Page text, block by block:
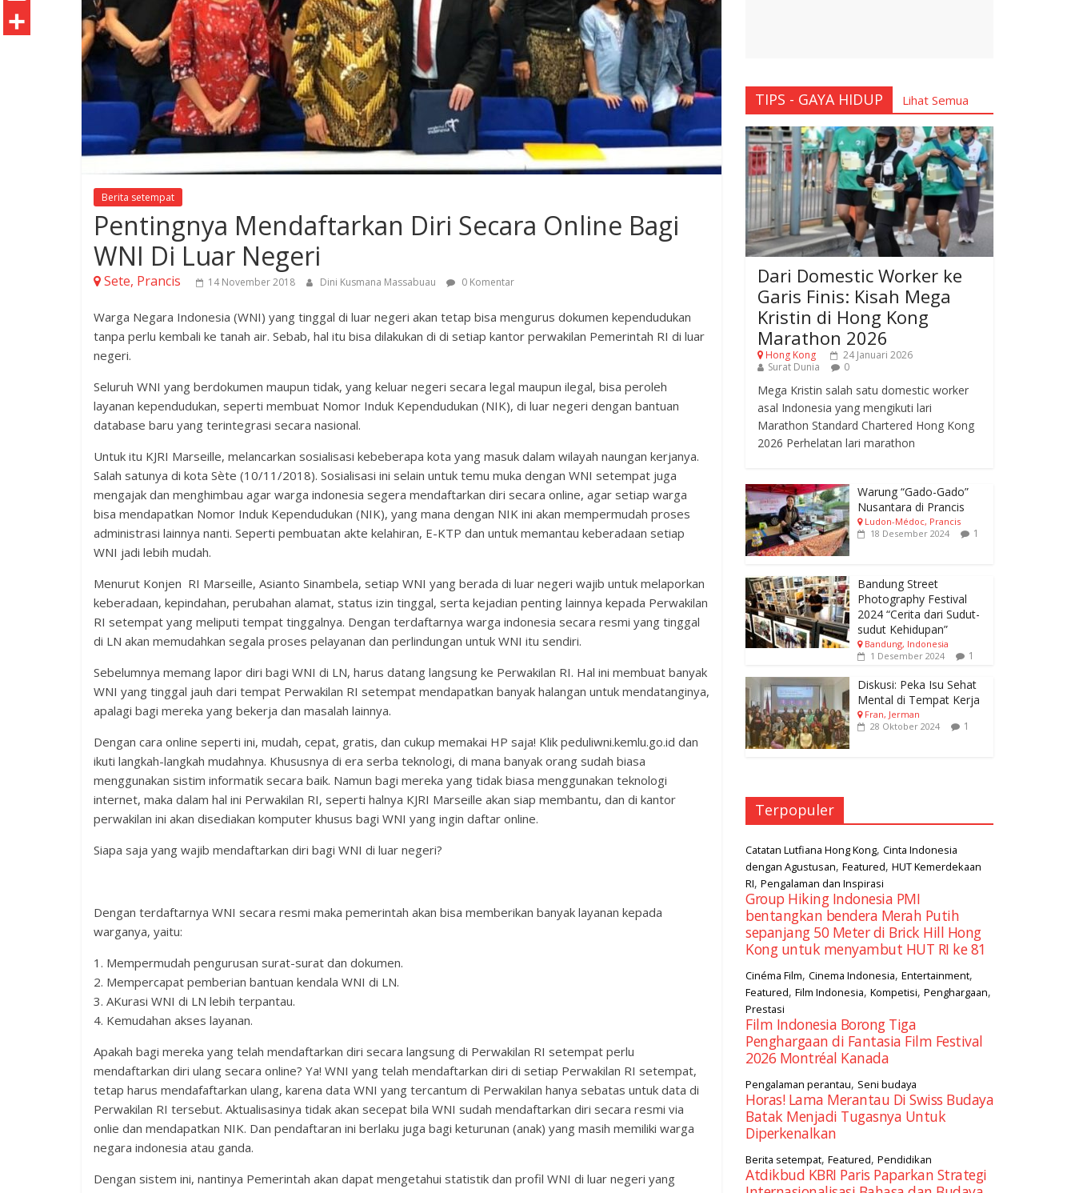
Berita setempat
Pentingnya Mendaftarkan Diri Secara Online Bagi
WNI Di Luar Negeri
Sete, Prancis 14 November 2018 Dini Kusmana Massabuau 0 Komentar
Warga Negara Indonesia (WNI) yang tinggal di luar negeri akan tetap bisa mengurus dokumen kependudukan
tanpa perlu kembali ke tanah air. Sebab, hal itu bisa dilakukan di di setiap kantor perwakilan Pemerintah RI di luar
negeri.
Seluruh WNI yang berdokumen maupun tidak, yang keluar negeri secara legal maupun ilegal, bisa peroleh
layanan kependudukan, seperti membuat Nomor Induk Kependudukan (NIK), di luar negeri dengan bantuan
database baru yang terintegrasi secara nasional.
Untuk itu KJRI Marseille, melancarkan sosialisasi kebeberapa kota yang masuk dalam wilayah naungan kerjanya.
Salah satunya di kota Sète (10/11/2018). Sosialisasi ini selain untuk temu muka dengan WNI setempat juga
mengajak dan menghimbau agar warga indonesia segera mendaftarkan diri secara online, agar setiap warga
bisa mendapatkan Nomor Induk Kependudukan (NIK), yang mana dengan NIK ini akan mempermudah proses
administrasi lainnya nanti. Seperti pembuatan akte kelahiran, E-KTP dan untuk memantau keberadaan setiap
WNI jadi lebih mudah.
Menurut Konjen RI Marseille, Asianto Sinambela, setiap WNI yang berada di luar negeri wajib untuk melaporkan
keberadaan, kepindahan, perubahan alamat, status izin tinggal, serta kejadian penting lainnya kepada Perwakilan
RI setempat yang meliputi tempat tinggalnya. Dengan terdaftarnya warga indonesia secara resmi yang tinggal
di LN akan memudahkan segala proses pelayanan dan perlindungan untuk WNI itu sendiri.
Sebelumnya memang lapor diri bagi WNI di LN, harus datang langsung ke Perwakilan RI. Hal ini membuat banyak
WNI yang tinggal jauh dari tempat Perwakilan RI setempat mendapatkan banyak halangan untuk mendatanginya,
apalagi bagi mereka yang bekerja dan masalah lainnya.
Dengan cara online seperti ini, mudah, cepat, gratis, dan cukup memakai HP saja! Klik peduliwni.kemlu.go.id dan
ikuti langkah-langkah mudahnya. Khususnya di era serba teknologi, di mana banyak orang sudah biasa
menggunakan sistim informatik secara baik. Namun bagi mereka yang tidak biasa menggunakan teknologi
internet, maka dalam hal ini Perwakilan RI, seperti halnya KJRI Marseille akan siap membantu, dan di kantor
perwakilan ini akan disediakan komputer khusus bagi WNI yang ingin daftar online.
Siapa saja yang wajib mendaftarkan diri bagi WNI di luar negeri?
Dengan terdaftarnya WNI secara resmi maka pemerintah akan bisa memberikan banyak layanan kepada
warganya, yaitu:
1. Mempermudah pengurusan surat-surat dan dokumen.
2. Mempercapat pemberian bantuan kendala WNI di LN.
3. AKurasi WNI di LN lebih terpantau.
4. Kemudahan akses layanan.
Apakah bagi mereka yang telah mendaftarkan diri secara langsung di Perwakilan RI setempat perlu
mendaftarkan diri ulang secara online? Ya! WNI yang telah mendaftarkan diri di setiap Perwakilan RI setempat,
tetap harus mendafaftarkan ulang, karena data WNI yang tercantum di Perwakilan hanya sebatas untuk data di
Perwakilan RI tersebut. Aktualisasinya tidak akan secepat bila WNI sudah mendaftarkan diri secara resmi via
onlie dan mendapatkan NIK. Dan pendaftaran ini berlaku juga bagi keturunan (anak) yang masih memiliki warga
negara indonesia atau ganda.
Dengan sistem ini, nantinya Pemerintah akan dapat mengetahui statistik dan profil WNI di luar negeri yang
TIPS - GAYA HIDUP Lihat Semua
Dari Domestic Worker ke
Garis Finis: Kisah Mega
Kristin di Hong Kong
Marathon 2026
Hong Kong
24 Januari 2026
Surat Dunia
0
Mega Kristin salah satu domestic worker
asal Indonesia yang mengikuti lari
Marathon Standard Chartered Hong Kong
2026 Perhelatan lari marathon
Warung “Gado-Gado”
Nusantara di Prancis
Ludon-Médoc, Prancis
18 Desember 2024
1
Bandung Street
Photography Festival
2024 “Cerita dari Sudut-
sudut Kehidupan”
Bandung, Indonesia
1 Desember 2024
1
Diskusi: Peka Isu Sehat
Mental di Tempat Kerja
Fran, Jerman
28 Oktober 2024
1
Terpopuler
Catatan Lutfiana Hong Kong, Cinta Indonesia
dengan Agustusan, Featured, HUT Kemerdekaan
RI, Pengalaman dan Inspirasi
Group Hiking Indonesia PMI
bentangkan bendera Merah Putih
sepanjang 50 Meter di Brick Hill Hong
Kong untuk menyambut HUT RI ke 81
Cinéma Film, Cinema Indonesia, Entertainment,
Featured, Film Indonesia, Kompetisi, Penghargaan,
Prestasi
Film Indonesia Borong Tiga
Penghargaan di Fantasia Film Festival
2026 Montréal Kanada
Pengalaman perantau, Seni budaya
Horas! Lama Merantau Di Swiss Budaya
Batak Menjadi Tugasnya Untuk
Diperkenalkan
Berita setempat, Featured, Pendidikan
Atdikbud KBRI Paris Paparkan Strategi
oknhE